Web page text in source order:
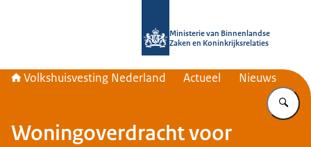
Ministerie van Binnenlandse
Zaken en Koninkrijksrelaties
Volkshuisvesting Nederland Actueel Nieuws
Woningoverdracht voor